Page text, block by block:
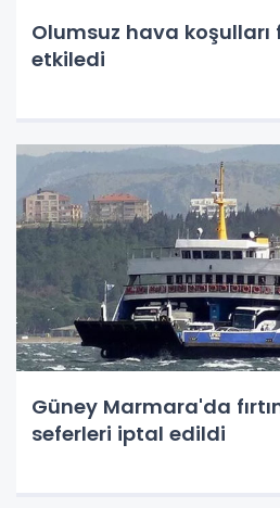
Olumsuz hava
etkiledi
Güney Marmara'da
seferleri iptal edildi